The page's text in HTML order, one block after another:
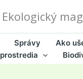
Ekologický
Správy Ako